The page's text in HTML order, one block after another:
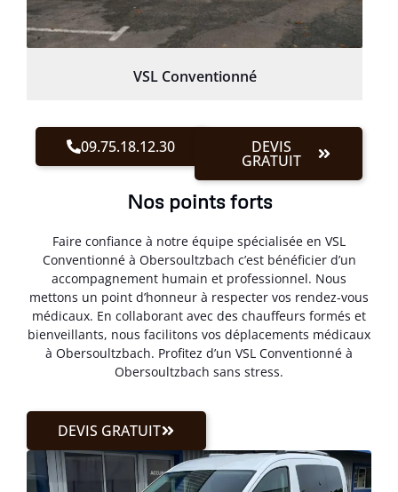
VSL Conventionné
09.75.18.12.30 DEVIS
GRATUIT
Nos points forts
Faire confiance à notre équipe spécialisée en VSL
Conventionné à Obersoultzbach c’est bénéficier d’un
accompagnement humain et professionnel. Nous
mettons un point d’honneur à respecter vos rendez-vous
médicaux. En collaborant avec des chauffeurs formés et
bienveillants, nous facilitons vos déplacements médicaux
à Obersoultzbach. Profitez d’un VSL Conventionné à
Obersoultzbach sans stress.
DEVIS GRATUIT